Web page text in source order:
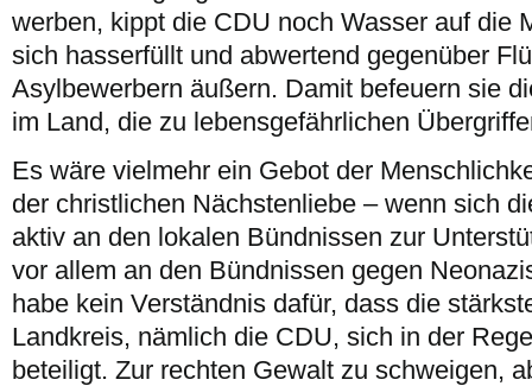
werben, kippt die CDU noch Wasser auf die
sich hasserfüllt und abwertend gegenüber
Asylbewerbern äußern. Damit befeuern sie
im Land, die zu lebensgefährlichen
Es wäre vielmehr ein Gebot der
der christlichen Nächstenliebe – wenn sich
aktiv an den lokalen Bündnissen zur
vor allem an den Bündnissen gegen
habe kein Verständnis dafür, dass die
Landkreis, nämlich die CDU, sich in der
beteiligt. Zur rechten Gewalt zu schweigen,